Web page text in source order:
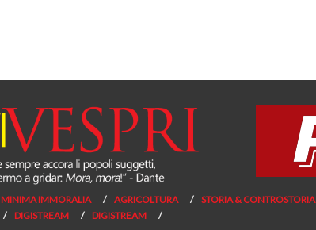
MINIMA IMMORALIA AGRICOLTURA
STORIA & CONTROSTORIA
DIGISTREAM DIGISTREAM